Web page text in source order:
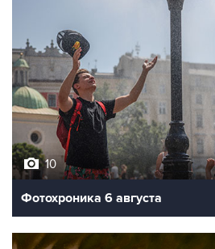
10
Фотохроника 6 августа